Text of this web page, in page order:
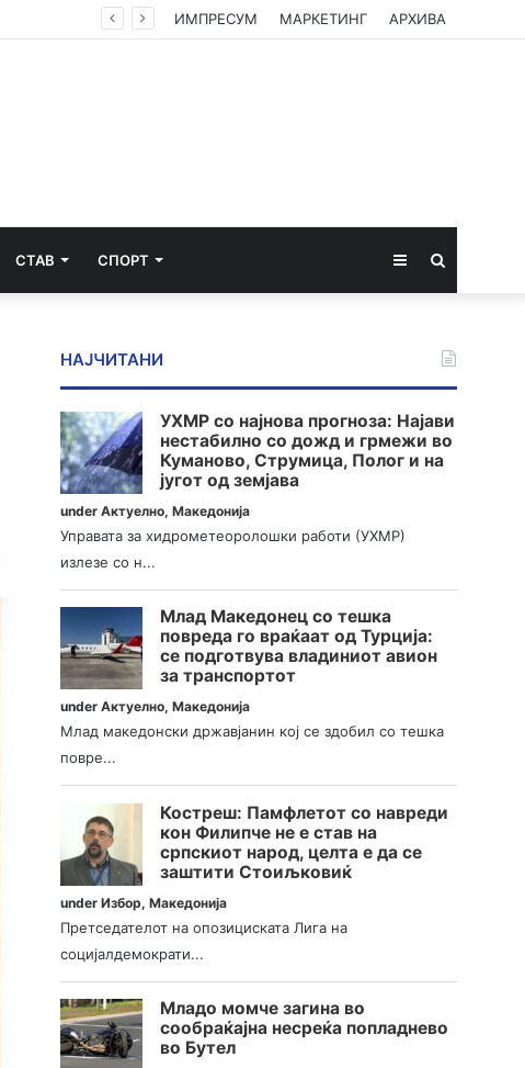
ИМПРЕСУМ МАРКЕТИНГ АРХИВА
СТАВ СПОРТ Sidebar
НАЈЧИТАНИ
УХМР со најнова прогноза: Најави
нестабилно со дожд и грмежи во
Куманово, Струмица, Полог и на
југот од земјава
underАктуелно,Македонија
Управата за хидрометеоролошки работи (УХМР)
излезе со н...
Млад Македонец со тешка
повреда го враќаат од Турција:
се подготвува владиниот авион
за транспортот
underАктуелно,Македонија
Млад македонски државјанин кој се здобил со тешка
повре...
Костреш: Памфлетот со навреди
кон Филипче не е став на
српскиот народ, целта е да се
заштити Стоиљковиќ
underИзбор,Македонија
Претседателот на опозициската Лига на
социјалдемократи...
Младо момче загина во
сообраќајна несреќа попладнево
во Бутел